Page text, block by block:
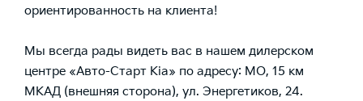
ориентированность на клиента!
Мы всегда рады видеть вас в нашем дилерском
центре «Авто-Старт Kia» по адресу: МО, 15 км
МКАД (внешняя сторона), ул. Энергетиков, 24.